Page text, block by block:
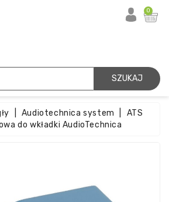
0
SZUKAJ
Audiotechnica system
ATS
do wkładki AudioTechnica